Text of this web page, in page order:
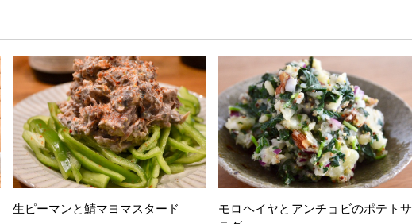
生ピーマンと鯖マヨマスタード
モロヘイヤとアンチョビのポテトサ